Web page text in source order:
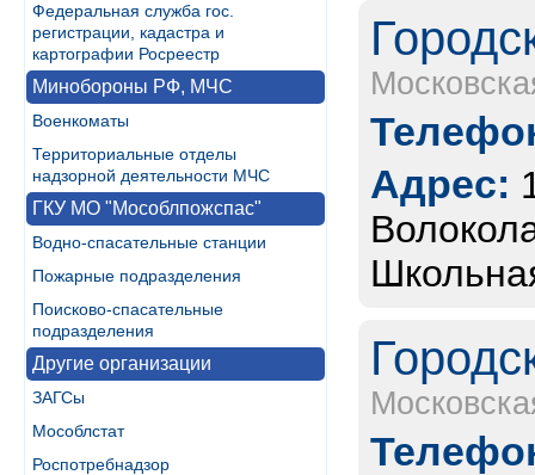
Федеральная служба гос.
регистрации, кадастра и
картографии Росреестр
Минобороны РФ, МЧС
Военкоматы
Территориальные отделы
надзорной деятельности МЧС
ГКУ МО "Мособлпожспас"
Водно-спасательные станции
Пожарные подразделения
Поисково-спасательные
подразделения
Другие организации
ЗАГСы
Мособлстат
Роспотребнадзор
Адрес: